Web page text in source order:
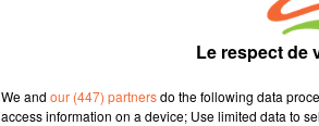
son coup de coeur.
Le respect de
We and our (447) partnersdo the following data
access information on a device; Use limited data to